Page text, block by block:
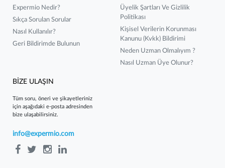
Expermio Nedir?
Sıkça Sorulan Sorular
Nasıl Kullanılır?
Geri Bildirimde Bulunun
Üyelik Şartları Ve Gizlilik
Politikası
Kişisel Verilerin Korunması
Kanunu (kvkk) Bildirimi
Neden Uzman Olmalıyım ?
Nasıl Uzman Üye Olunur?
BİZE ULAŞIN
Tüm soru, öneri ve şikayetleriniz
için aşağıdaki e-posta adresinden
bize ulaşabilirsiniz.
info@expermio.com